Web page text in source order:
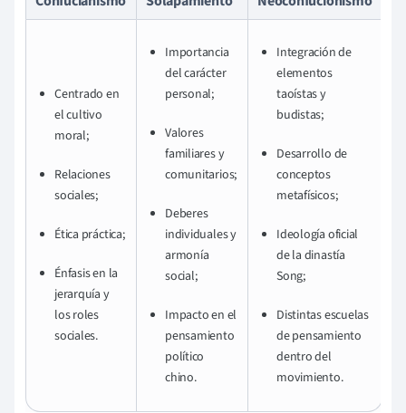
Centrado en
el cultivo
moral;
Relaciones
sociales;
Ética práctica;
Énfasis en la
jerarquía y
los roles
sociales.
Importancia
del carácter
personal;
Valores
familiares y
comunitarios;
Deberes
individuales y
armonía
social;
Impacto en el
pensamiento
político
chino.
Integración de
elementos
taoístas y
budistas;
Desarrollo de
conceptos
metafísicos;
Ideología oficial
de la dinastía
Song;
Distintas escuelas
de pensamiento
dentro del
movimiento.